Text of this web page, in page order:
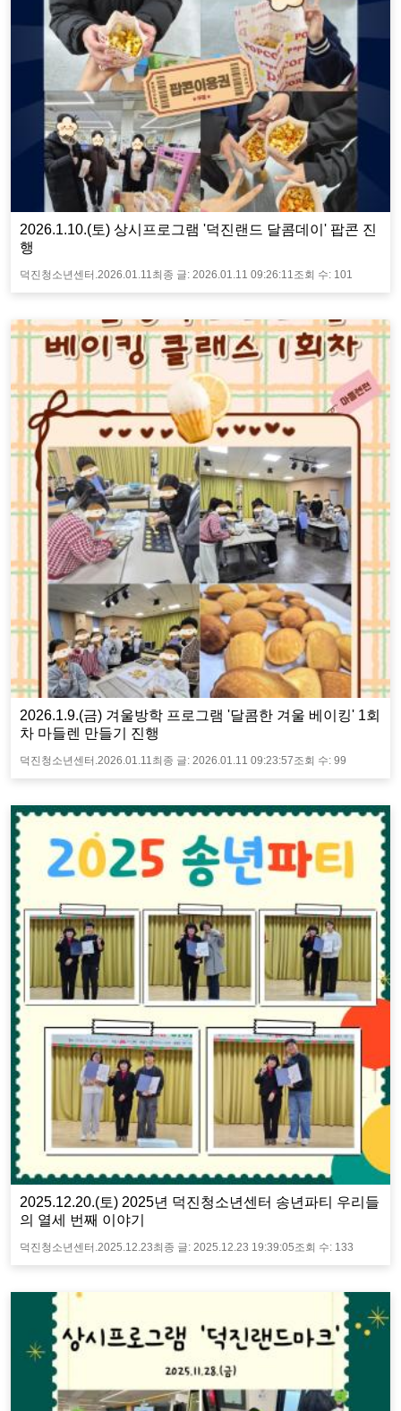
2026.1.10.(토) 상시프로그램 '덕진랜드 달콤데이' 팝콘 진
행
덕진청소년센터.2026.01.11최종 글:2026.01.11 09:26:11조회 수: 101
2026.1.9.(금) 겨울방학 프로그램 '달콤한 겨울 베이킹' 1회
차 마들렌 만들기 진행
덕진청소년센터.2026.01.11최종 글:2026.01.11 09:23:57조회 수:99
2025.12.20.(토) 2025년 덕진청소년센터 송년파티 우리들
의 열세 번째 이야기
덕진청소년센터. 2025.12.23최종 글: 2025.12.23 19:39:05조회 수: 133